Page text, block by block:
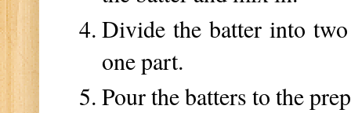
Divide the batter into
one part.
Pour the batters to the